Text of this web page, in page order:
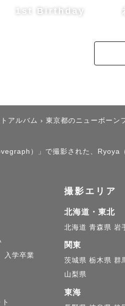
スタンダードプランに指名
した。
【各撮影について】
◆ニューボーンフォト🍼
1st Birthday
アルバム › 東京都のニューボーン
）」で撮影された、Ryoya
入学卒業
撮影エリア
北海道・東北
北海道 青森県 岩
関東
茨城県 栃木県 群
山梨県
東海